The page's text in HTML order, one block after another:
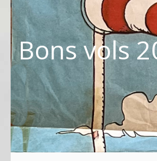
Bons vols